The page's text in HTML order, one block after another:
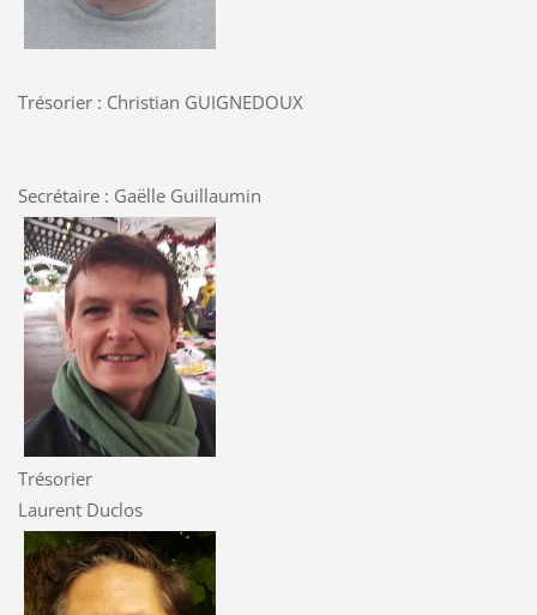
Trésorier : Christian GUIGNEDOUX
Secrétaire : Gaëlle Guillaumin
Trésorier
Laurent Duclos